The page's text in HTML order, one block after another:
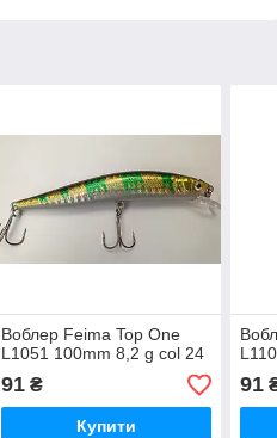
Воблер Feima Top One
L1051 100mm 8,2 g col 24
91₴
Купити
91